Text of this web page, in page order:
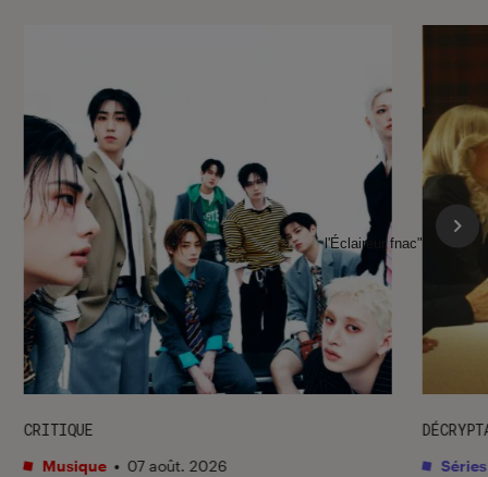
CRITIQUE
Musique • 07 août. 2026 Séries
l'Éclaireur fnac">